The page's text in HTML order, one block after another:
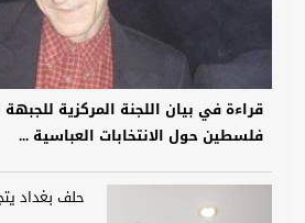
قراءة في بيان اللجنة المركزية للجبهة
فلسطين حول الانتخابات العباسية ...
حلف بغداد